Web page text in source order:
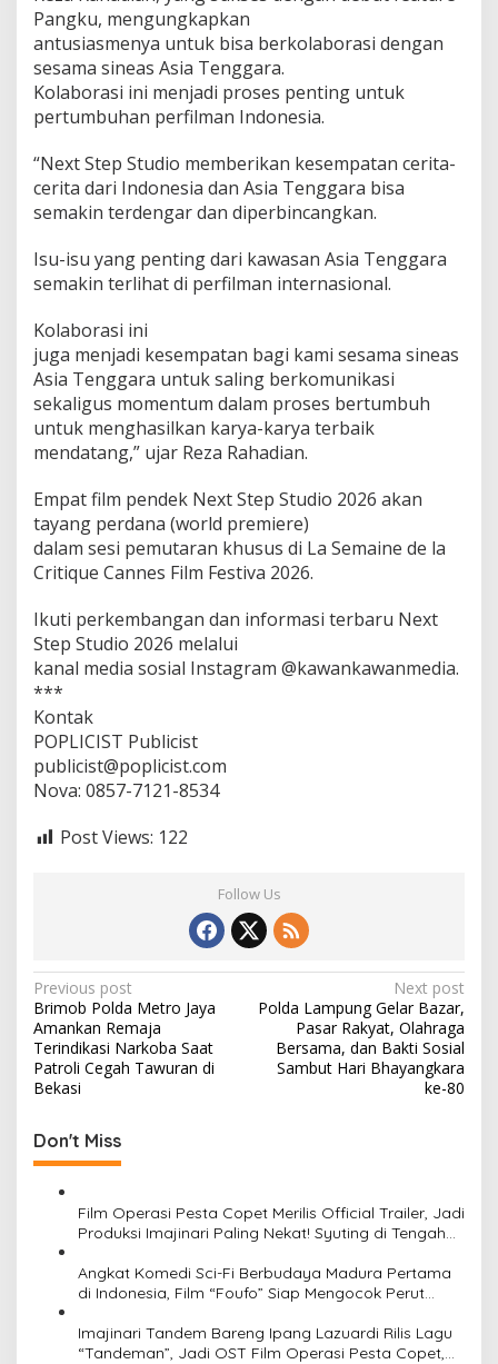
Pangku, mengungkapkan
antusiasmenya untuk bisa berkolaborasi dengan
sesama sineas Asia Tenggara.
Kolaborasi ini menjadi proses penting untuk
pertumbuhan perfilman Indonesia.
“Next Step Studio memberikan kesempatan cerita-
cerita dari Indonesia dan Asia Tenggara bisa
semakin terdengar dan diperbincangkan.
Isu-isu yang penting dari kawasan Asia Tenggara
semakin terlihat di perfilman internasional.
Kolaborasi ini
juga menjadi kesempatan bagi kami sesama sineas
Asia Tenggara untuk saling berkomunikasi
sekaligus momentum dalam proses bertumbuh
untuk menghasilkan karya-karya terbaik
mendatang,” ujar Reza Rahadian.
Empat film pendek Next Step Studio 2026 akan
tayang perdana (world premiere)
dalam sesi pemutaran khusus di La Semaine de la
Critique Cannes Film Festiva 2026.
Ikuti perkembangan dan informasi terbaru Next
Step Studio 2026 melalui
kanal media sosial Instagram @kawankawanmedia.
***
Kontak
POPLICIST Publicist
publicist@poplicist.com
Nova: 0857-7121-8534
Post Views: 122
Follow Us
P
o
s
t
a
Previous post
Brimob Polda Metro Jaya
Amankan Remaja
Terindikasi Narkoba Saat
Patroli Cegah Tawuran di
Bekasi
Next post
Polda Lampung Gelar Bazar,
Pasar Rakyat, Olahraga
Bersama, dan Bakti Sosial
Sambut Hari Bhayangkara
ke-80
Don't Miss
Film Operasi Pesta Copet Merilis Official Trailer, Jadi
Produksi Imajinari Paling Nekat! Syuting di Tengah
Operasi Pesta Copet tayang mulai 27 Agustus di
seluruh bioskop
Angkat Komedi Sci-Fi Berbudaya Madura Pertama
di Indonesia, Film “Foufo” Siap Mengocok Perut
Imajinari Tandem Bareng Ipang Lazuardi Rilis Lagu
“Tandeman”, Jadi OST Film Operasi Pesta Copet,